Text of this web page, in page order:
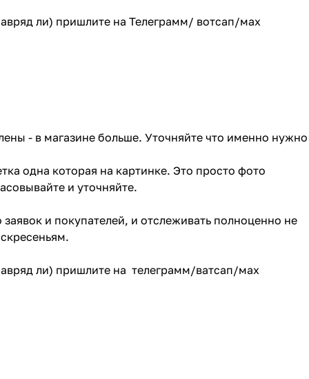
ли) пришлите на Телеграмм/ вотсап/мах
- в магазине больше. Уточняйте что именно нужно
одна которая на картинке. Это просто фото
и уточняйте.
и покупателей, и отслеживать полноценно не
ли) пришлите на телеграмм/ватсап/мах